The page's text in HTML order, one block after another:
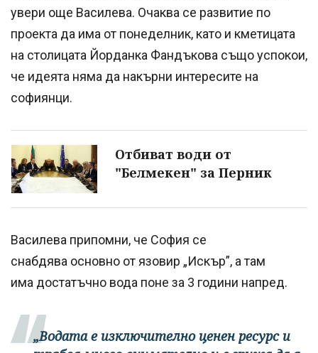
увери още Василева. Очаква се развитие по
проекта да има от понеделник, като и кметицата
на столицата Йорданка Фандъкова също успокои,
че идеята няма да накърни интересите на
софиянци.
Отбиват води от
"Белмекен" за Перник
Василева припомни, че София се
снабдява основно от язовир „Искър”, а там
има достатъчно вода поне за 3 години напред.
„Водата е изключително ценен ресурс и